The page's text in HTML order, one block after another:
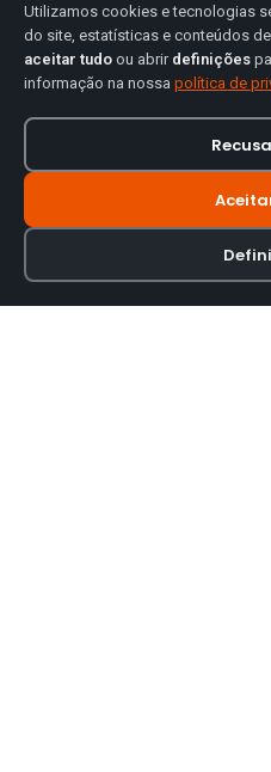
Utilizamos cookies e tecnologias
do site, estatísticas e conteúdos
aceitar tudo ou abrir definições
informação na nossa política de